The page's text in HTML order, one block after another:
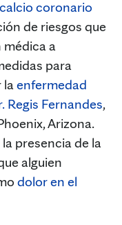
coronario
de riesgos que
médica a
para
laenfermedad
Regis Fernandes,
Arizona.
presencia de la
alguien
dolor en el